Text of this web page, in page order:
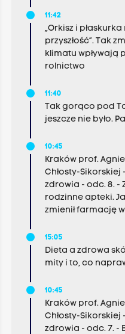
11:42
„Orkisz i
przyszłość”. Tak
klimatu wpływają
rolnictwo
11:40
Tak gorąco pod
jeszcze nie było.
10:45
Kraków prof.
Chłosty-Sikorskiej
zdrowia - odc. 8. -
rodzinne apteki.
zmienił farmację
15:05
Dieta a zdrowa
mity i to, co
10:45
Kraków prof.
Chłosty-Sikorskiej
zdrowia - odc. 7. -